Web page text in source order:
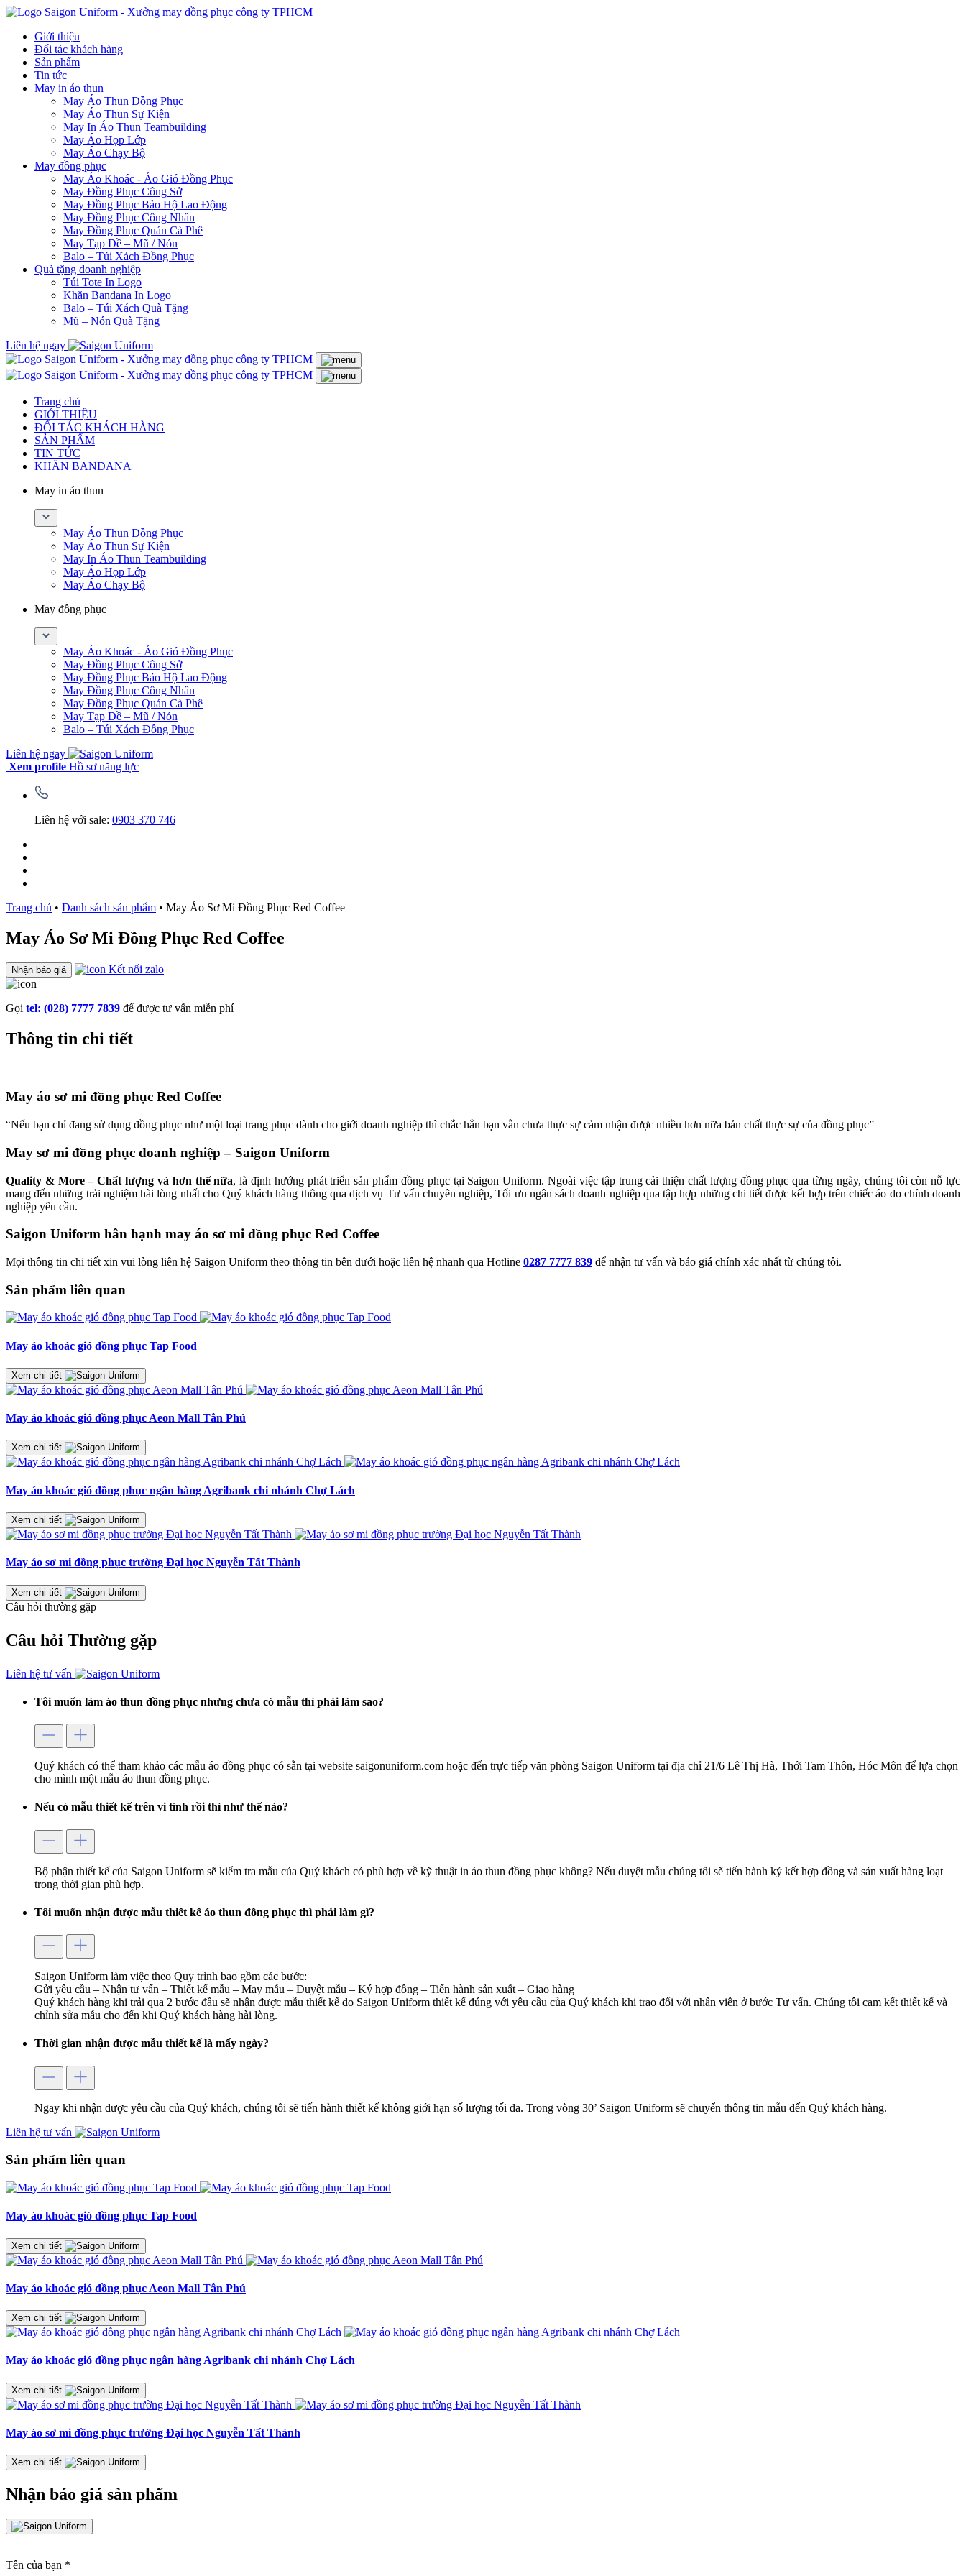
Giới thiệu
Đối tác khách hàng
Sản phẩm
Tin tức
May in áo thun
May Áo Thun Đồng Phục
May Áo Thun Sự Kiện
May In Áo Thun Teambuilding
May Áo Họp Lớp
May Áo Chạy Bộ
May đồng phục
May Áo Khoác - Áo Gió Đồng Phục
May Đồng Phục Công Sở
May Đồng Phục Bảo Hộ Lao Động
May Đồng Phục Công Nhân
May Đồng Phục Quán Cà Phê
May Tạp Dề – Mũ / Nón
Balo – Túi Xách Đồng Phục
Quà tặng doanh nghiệp
Túi Tote In Logo
Khăn Bandana In Logo
Balo – Túi Xách Quà Tặng
Mũ – Nón Quà Tặng
Liên hệ ngay
Trang chủ
GIỚI THIỆU
ĐỐI TÁC KHÁCH HÀNG
SẢN PHẨM
TIN TỨC
KHĂN BANDANA
May in áo thun
May Áo Thun Đồng Phục
May Áo Thun Sự Kiện
May In Áo Thun Teambuilding
May Áo Họp Lớp
May Áo Chạy Bộ
May đồng phục
May Áo Khoác - Áo Gió Đồng Phục
May Đồng Phục Công Sở
May Đồng Phục Bảo Hộ Lao Động
May Đồng Phục Công Nhân
May Đồng Phục Quán Cà Phê
May Tạp Dề – Mũ / Nón
Balo – Túi Xách Đồng Phục
Liên hệ ngay
Xem profile Hồ sơ năng lực
Liên hệ với sale: 0903 370 746
Trang chủ • Danh sách sản phẩm • May Áo Sơ Mi Đồng Phục Red Coffee
May Áo Sơ Mi Đồng Phục Red Coffee
Nhận báo giá Kết nối zalo
Gọi tel: (028) 7777 7839 để được tư vấn miễn phí
Thông tin chi tiết
May áo sơ mi đồng phục Red Coffee
“Nếu bạn chỉ đang sử dụng đồng phục như một loại trang phục dành cho giới doanh nghiệp thì chắc hẳn bạn vẫn chưa thực sự cảm nhận được nhiều hơn nữa bản chất thực sự của đồng phục”
May sơ mi đồng phục doanh nghiệp – Saigon Uniform
Quality & More – Chất lượng và hơn thế nữa, là định hướng phát triển sản phẩm đồng phục tại Saigon Uniform. Ngoài việc tập trung cải thiện chất lượng đồng phục qua từng ngày, chúng tôi còn nỗ lực
mang đến những trải nghiệm hài lòng nhất cho Quý khách hàng thông qua dịch vụ Tư vấn chuyên nghiệp, Tối ưu ngân sách doanh nghiệp qua tập hợp những chi tiết được kết hợp trên chiếc áo do chính doanh
nghiệp yêu cầu.
Saigon Uniform hân hạnh may áo sơ mi đồng phục Red Coffee
Mọi thông tin chi tiết xin vui lòng liên hệ Saigon Uniform theo thông tin bên dưới hoặc liên hệ nhanh qua Hotline 0287 7777 839 để nhận tư vấn và báo giá chính xác nhất từ chúng tôi.
Sản phẩm liên quan
May áo khoác gió đồng phục Tap Food
Xem chi tiết
May áo khoác gió đồng phục Aeon Mall Tân Phú
Xem chi tiết
May áo khoác gió đồng phục ngân hàng Agribank chi nhánh Chợ Lách
Xem chi tiết
May áo sơ mi đồng phục trường Đại học Nguyễn Tất Thành
Xem chi tiết
Câu hỏi thường gặp
Câu hỏi Thường gặp
Liên hệ tư vấn
Tôi muốn làm áo thun đồng phục nhưng chưa có mẫu thì phải làm sao?
Quý khách có thể tham khảo các mẫu áo đồng phục có sẵn tại website saigonuniform.com hoặc đến trực tiếp văn phòng Saigon Uniform tại địa chỉ 21/6 Lê Thị Hà, Thới Tam Thôn, Hóc Môn để lựa chọn
cho mình một mẫu áo thun đồng phục.
Nếu có mẫu thiết kế trên vi tính rồi thì như thế nào?
Bộ phận thiết kế của Saigon Uniform sẽ kiểm tra mẫu của Quý khách có phù hợp về kỹ thuật in áo thun đồng phục không? Nếu duyệt mẫu chúng tôi sẽ tiến hành ký kết hợp đồng và sản xuất hàng loạt
trong thời gian phù hợp.
Tôi muốn nhận được mẫu thiết kế áo thun đồng phục thì phải làm gì?
Saigon Uniform làm việc theo Quy trình bao gồm các bước:
Gửi yêu cầu – Nhận tư vấn – Thiết kế mẫu – May mẫu – Duyệt mẫu – Ký hợp đồng – Tiến hành sản xuất – Giao hàng
Quý khách hàng khi trải qua 2 bước đầu sẽ nhận được mẫu thiết kế do Saigon Uniform thiết kế đúng với yêu cầu của Quý khách khi trao đổi với nhân viên ở bước Tư vấn. Chúng tôi cam kết thiết kế và
chỉnh sửa mẫu cho đến khi Quý khách hàng hài lòng.
Thời gian nhận được mẫu thiết kế là mấy ngày?
Ngay khi nhận được yêu cầu của Quý khách, chúng tôi sẽ tiến hành thiết kế không giới hạn số lượng tối đa. Trong vòng 30’ Saigon Uniform sẽ chuyển thông tin mẫu đến Quý khách hàng.
Liên hệ tư vấn
Sản phẩm liên quan
May áo khoác gió đồng phục Tap Food
Xem chi tiết
May áo khoác gió đồng phục Aeon Mall Tân Phú
Xem chi tiết
May áo khoác gió đồng phục ngân hàng Agribank chi nhánh Chợ Lách
Xem chi tiết
May áo sơ mi đồng phục trường Đại học Nguyễn Tất Thành
Xem chi tiết
Nhận báo giá sản phẩm
Tên của bạn *